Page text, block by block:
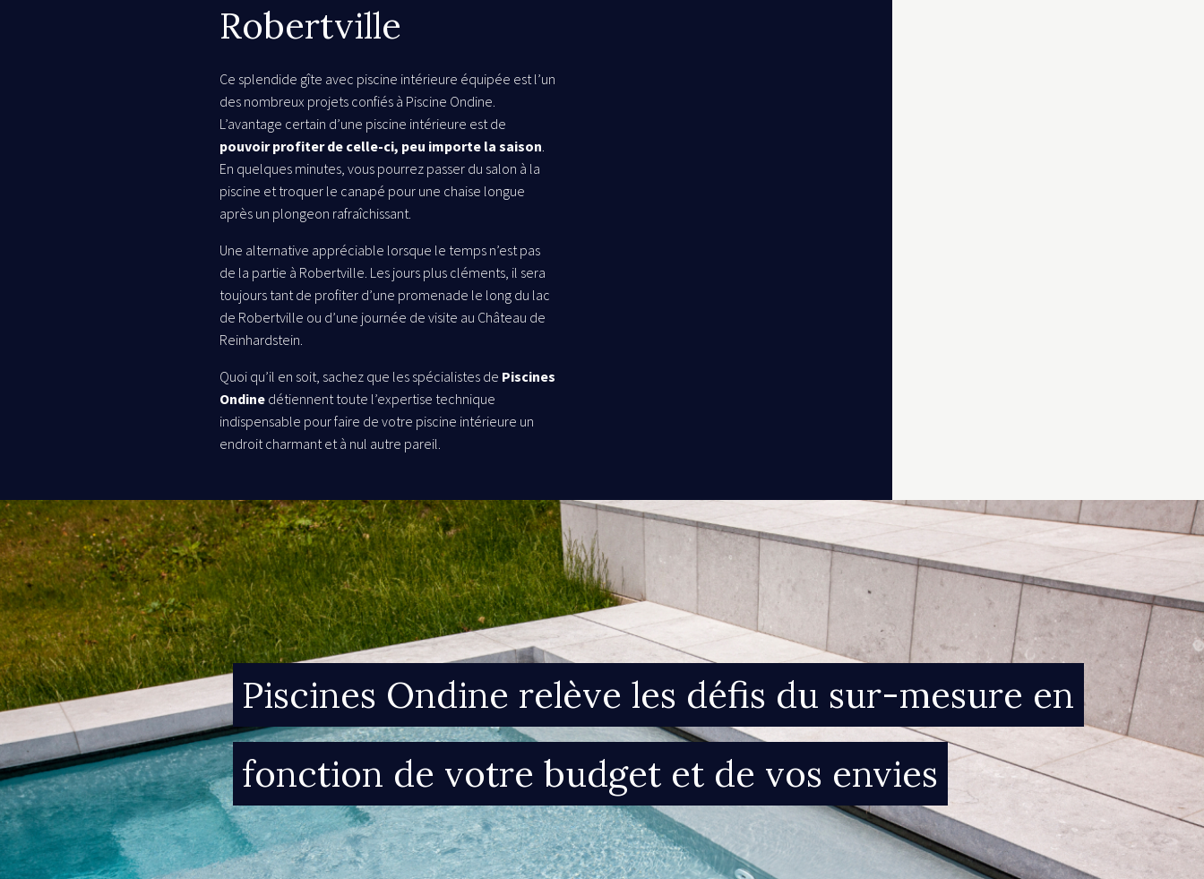
Robertville
Ce splendide gîte avec piscine intérieure équipée est l’un
des nombreux projets confiés à Piscine Ondine.
L’avantage certain d’une piscine intérieure est de
pouvoir profiter de celle-ci, peu importe la saison.
En quelques minutes, vous pourrez passer du salon à la
piscine et troquer le canapé pour une chaise longue
après un plongeon rafraîchissant.
Une alternative appréciable lorsque le temps n’est pas
de la partie à Robertville. Les jours plus cléments, il sera
toujours tant de profiter d’une promenade le long du lac
de Robertville ou d’une journée de visite au Château de
Reinhardstein.
Quoi qu’il en soit, sachez que les spécialistes de Piscines
Ondine détiennent toute l’expertise technique
indispensable pour faire de votre piscine intérieure un
endroit charmant et à nul autre pareil.
Piscines Ondine relève les défis du sur-mesure en
fonction de votre budget et de vos envies